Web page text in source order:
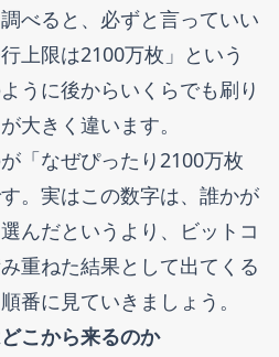
べると、必ずと言っていい
上限は2100万枚」という
うに後からいくらでも刷り
大きく違います。
「なぜぴったり2100万枚
。実はこの数字は、誰かが
んだというより、ビットコ
重ねた結果として出てくる
番に見ていきましょう。
こから来るのか